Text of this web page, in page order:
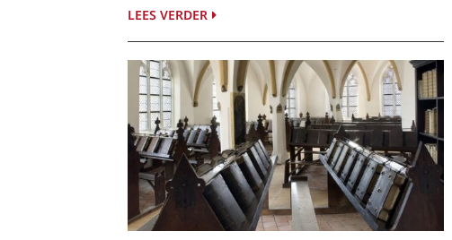
LEES VERDER